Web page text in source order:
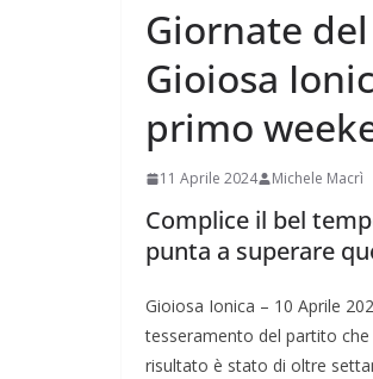
Giornate
Gioiosa
primo
11 Aprile 2024 Michele Macrì
Complice il bel
punta a superare
Gioiosa Ionica – 10 Aprile
tesseramento del partito
risultato è stato di oltre